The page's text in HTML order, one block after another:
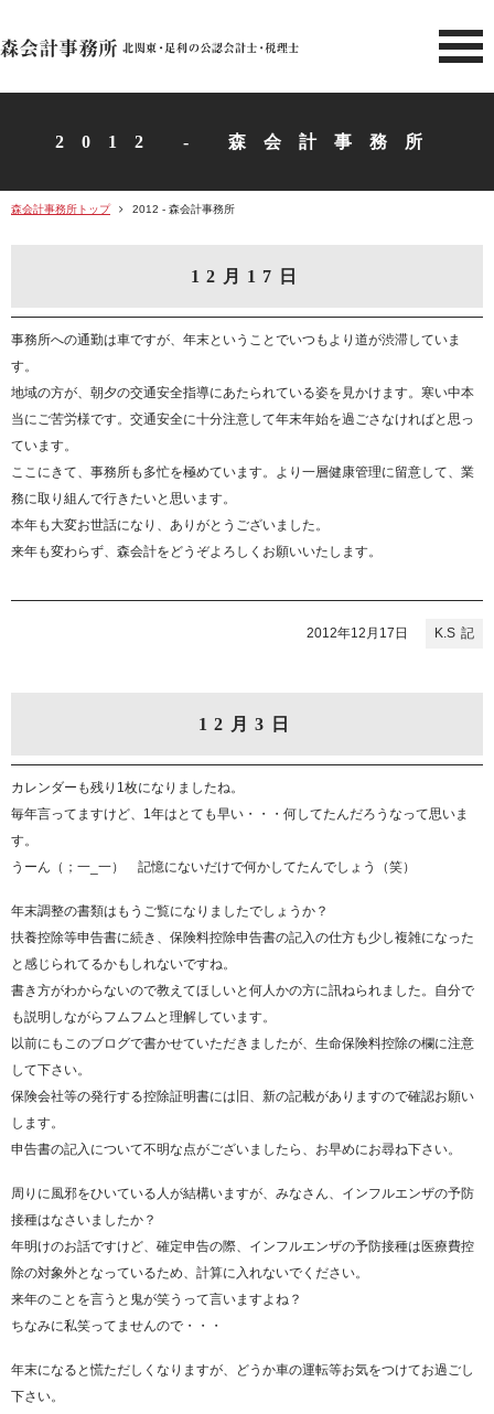
北関東 足利市の公認会計士・
2012 - 森会計事務所
森会計事務所トップ 2012 - 森会計事務所
12月17日
事務所への通勤は車ですが、年末ということでいつもより道が渋滞していま
す。
地域の方が、朝夕の交通安全指導にあたられている姿を見かけます。寒い中本
当にご苦労様です。交通安全に十分注意して年末年始を過ごさなければと思っ
ています。
ここにきて、事務所も多忙を極めています。より一層健康管理に留意して、業
務に取り組んで行きたいと思います。
本年も大変お世話になり、ありがとうございました。
来年も変わらず、森会計をどうぞよろしくお願いいたします。
K.S
2012年12月17日
12月3日
カレンダーも残り1枚になりましたね。
毎年言ってますけど、1年はとても早い・・・何してたんだろうなって思いま
す。
うーん（；一_一） 記憶にないだけで何かしてたんでしょう（笑）
年末調整の書類はもうご覧になりましたでしょうか？
扶養控除等申告書に続き、保険料控除申告書の記入の仕方も少し複雑になった
と感じられてるかもしれないですね。
書き方がわからないので教えてほしいと何人かの方に訊ねられました。自分で
も説明しながらフムフムと理解しています。
以前にもこのブログで書かせていただきましたが、生命保険料控除の欄に注意
して下さい。
保険会社等の発行する控除証明書には旧、新の記載がありますので確認お願い
します。
申告書の記入について不明な点がございましたら、お早めにお尋ね下さい。
周りに風邪をひいている人が結構いますが、みなさん、インフルエンザの予防
接種はなさいましたか？
年明けのお話ですけど、確定申告の際、インフルエンザの予防接種は医療費控
除の対象外となっているため、計算に入れないでください。
来年のことを言うと鬼が笑うって言いますよね？
ちなみに私笑ってませんので・・・
年末になると慌ただしくなりますが、どうか車の運転等お気をつけてお過ごし
下さい。